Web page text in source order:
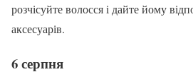
розчісуйте волосся і дайте йому
аксесуарів.
6 серпня